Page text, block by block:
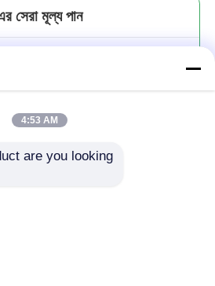
সেরা মূল্য পান
4:53 AM
are you looking